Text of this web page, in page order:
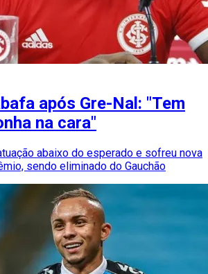
após Gre-Nal: "Tem
na cara"
abaixo do esperado e sofreu nova
sendo eliminado do Gauchão